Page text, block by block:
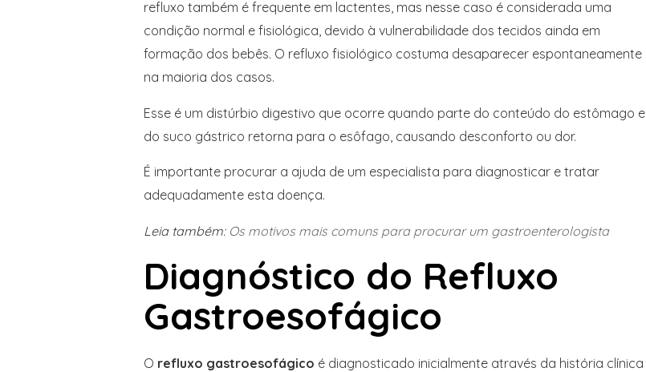
refluxo também é frequente em lactentes, mas nesse caso é considerada uma
condição normal e fisiológica, devido à vulnerabilidade dos tecidos ainda em
formação dos bebês. O refluxo fisiológico costuma desaparecer espontaneamente
na maioria dos casos.
Esse é um distúrbio digestivo que ocorre quando parte do conteúdo do estômago e
do suco gástrico retorna para o esôfago, causando desconforto ou dor.
É importante procurar a ajuda de um especialista para diagnosticar e tratar
adequadamente esta doença.
Leia também: Os motivos mais comuns para procurar um gastroenterologista
Diagnóstico do Refluxo
Gastroesofágico
O refluxo gastroesofágico é diagnosticado inicialmente através da história clínica